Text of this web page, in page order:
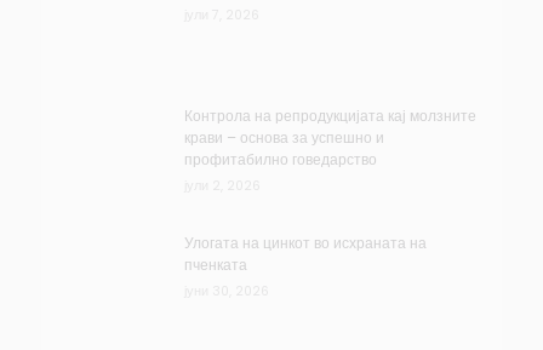
Контрола на репродукцијата кај молзните
крави – основа за успешно и
профитабилно говедарство
Улогата на цинкот во исхраната на
пченката